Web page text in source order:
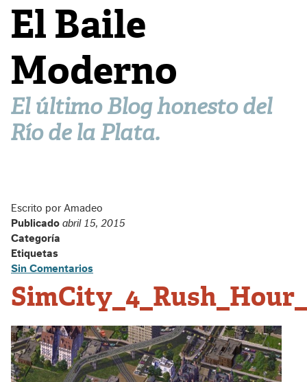
El Baile
Moderno
El último Blog honesto del
Río de la Plata.
Escrito por Amadeo
Publicado abril 15, 2015
Categoría
Etiquetas
Sin Comentarios